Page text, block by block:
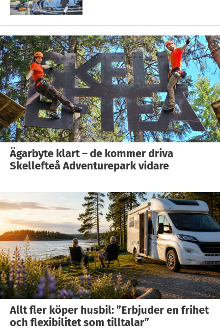
Ägarbyte klart – de kommer driva
Skellefteå Adventurepark vidare
Allt fler köper husbil: ”Erbjuder en frihet
och flexibilitet som tilltalar”